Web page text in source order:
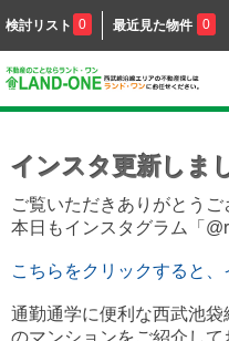
検討リスト 0 最近見た物件 0
インスタ更新しま
ご覧いただきありがとうご
本日もインスタグラム「
こちらをクリックすると、
通勤通学に便利な西武池